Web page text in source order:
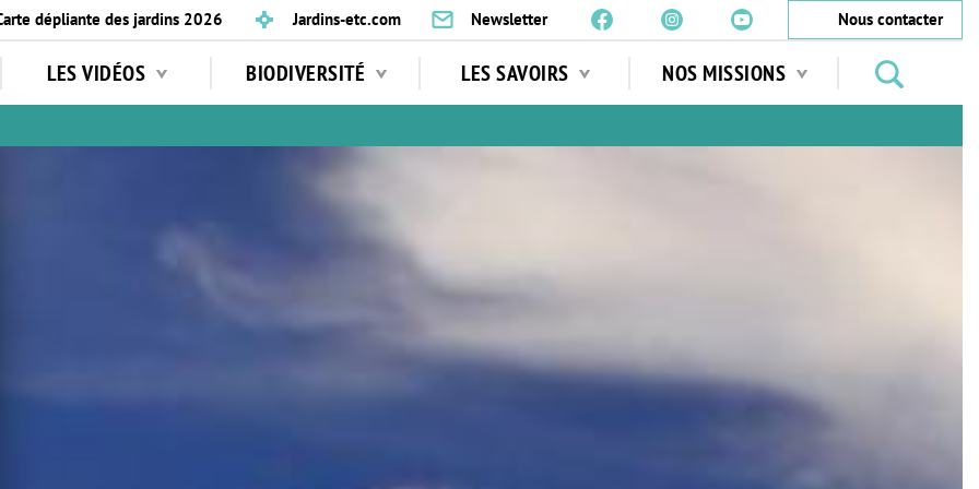
dépliante des jardins 2026 Jardins-etc.com Newsletter
Nous contacter
LES VIDÉOS BIODIVERSITÉ LES SAVOIRS NOS MISSIONS
jardins